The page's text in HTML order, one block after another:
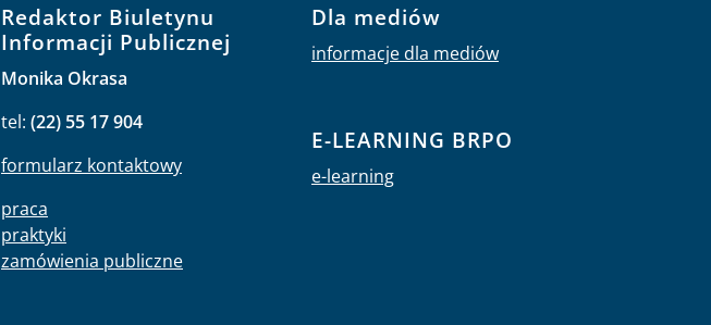
Redaktor Biuletynu
Informacji Publicznej
Monika Okrasa
tel: (22) 55 17 904
formularz kontaktowy
praca
praktyki
zamówienia publiczne
Dla mediów
informacje dla mediów
E-LEARNING BRPO
e-learning